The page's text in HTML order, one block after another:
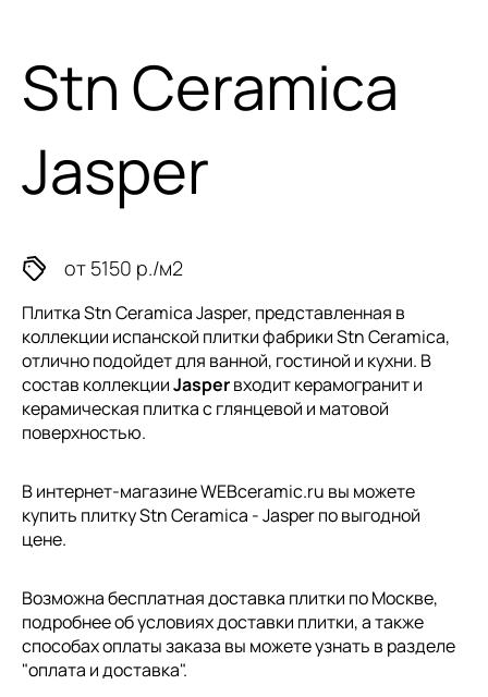
Stn Ceramica
Jasper
от 5150 р./м2
Плитка Stn Ceramica Jasper, представленная в
коллекции испанской плиткифабрики Stn Ceramica,
отлично подойдет для ванной, гостиной и кухни. В
состав коллекцииJasperвходит керамогранит и
керамическая плитка с глянцевой и матовой
поверхностью.
В интернет-магазине WEBceramic.ru вы можете
купить плитку Stn Ceramica - Jasper по выгодной
цене.
Возможна бесплатная доставка плитки по Москве,
подробнее об условиях доставки плитки, а также
способах оплаты заказа вы можете узнать в разделе
"оплата и доставка".